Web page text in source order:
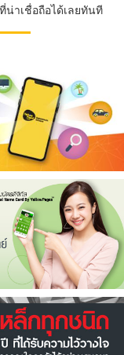
าเชื่อถือได้เลยทันที